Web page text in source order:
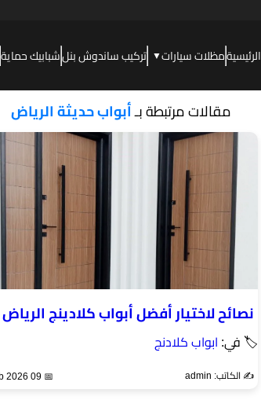
الرئيسيةمظلات سيارات▼ تركيب ساندوش بنلشبابيك حماية
مقالات مرتبطة بـأبواب حديثة الرياض
نصائح لاختيار أفضل أبواب كلادينج الرياض
🏷 في: ابواب كلادنج
✍️ الكاتب: admin 📅 09 Feb 2026